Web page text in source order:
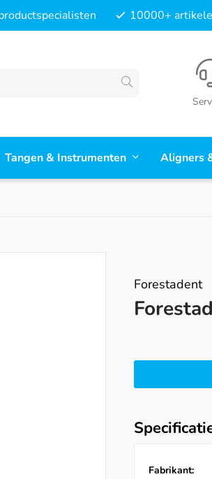
10000+
Tangen & Instrumenten Aligners
Forestadent
Fabrikant: